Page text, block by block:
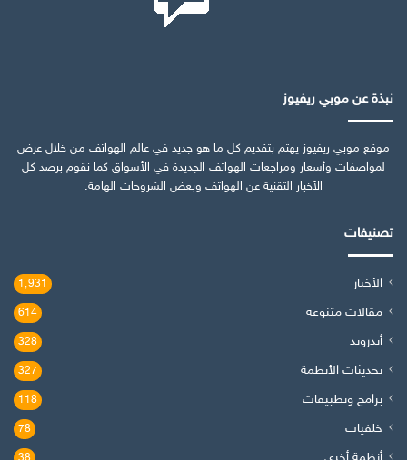
نبذة عن موبي ريفيوز
موقع موبي ريفيوز يهتم بتقديم كل ما هو جديد في عالم الهواتف من خلال عرض
لمواصفات وأسعار ومراجعات الهواتف الجديدة في الأسواق كما نقوم برصد كل
الأخبار التقنية عن الهواتف وبعض الشروحات الهامة.
تصنيفات
الأخبار 1٬931
مقالات متنوعة 614
أندرويد 328
تحديثات الأنظمة 327
برامج وتطبيقات 118
خلفيات 78